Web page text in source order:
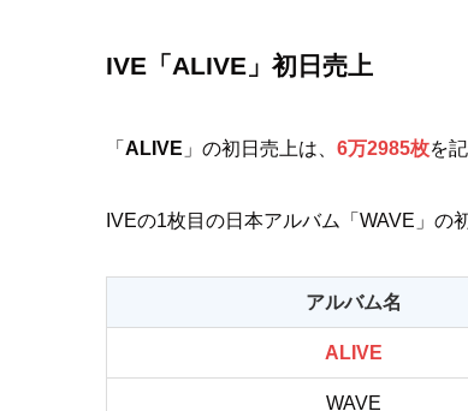
IVE「ALIVE」 初日売上
「 ALIVE 」の初日売上は、 6万2985枚を
IVEの1枚目の日本アルバム「WAVE」の
アルバム名
ALIVE
WAVE